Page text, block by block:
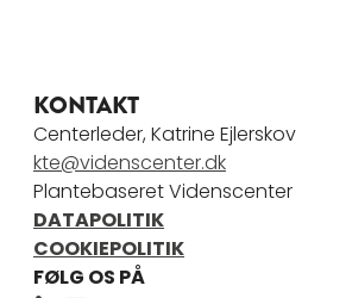
KONTAKT
Centerleder, Katrine Ejlerskov
kte@videnscenter.dk
Plantebaseret Videnscenter
DATAPOLITIK
COOKIEPOLITIK
FØLG OS PÅ